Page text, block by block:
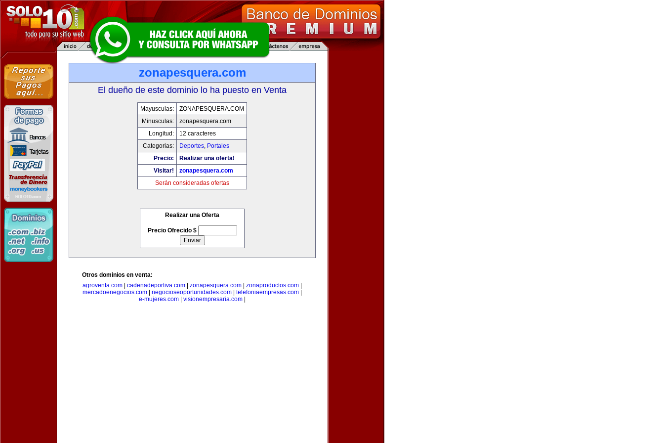
zonapesquera.com
El dueño de este dominio lo ha puesto en Venta
Mayusculas:
ZONAPESQUERA.COM
Minusculas:
zonapesquera.com
Longitud:
12 caracteres
Categorias:
Deportes, Portales
Precio:
Realizar una oferta!
Visitar!
zonapesquera.com
Serán consideradas ofertas
Realizar una Oferta
Precio Ofrecido $
Otros dominios en venta:
agroventa.com
cadenadeportiva.com zonapesquera.com zonaproductos.com
mercadoenegocios.com
negocioseoportunidades.com telefoniaempresas.com
e-mujeres.com
visionempresaria.com